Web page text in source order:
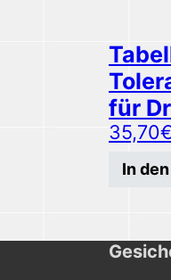
für
35,70€
In